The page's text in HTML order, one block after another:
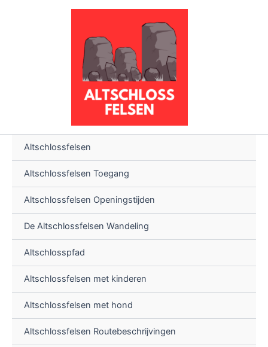
Altschlossfelsen
Altschlossfelsen Toegang
Altschlossfelsen Openingstijden
De Altschlossfelsen Wandeling
Altschlosspfad
Altschlossfelsen met kinderen
Altschlossfelsen met hond
Altschlossfelsen Routebeschrijvingen